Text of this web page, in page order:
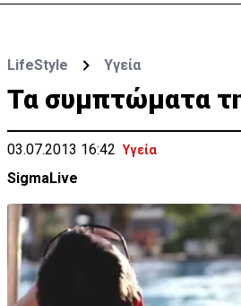
LifeStyle Υγεία
Τα συμπτώματα
03.07.2013 16:42 Υγεία
SigmaLive